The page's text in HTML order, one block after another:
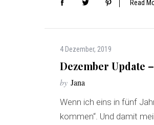
Read
4 Dezember, 2019
Dezember Update
by Jana
Wenn ich eins in fünf
kommen“. Und damit